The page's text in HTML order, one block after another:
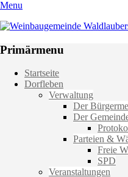
Menu
Weinbaugemeinde
Primärmenu
Weiter
zum
Startseite
Dorfleben
Verwaltung
Der
Der
Parteien &
Freie
SPD
Veranstaltungen